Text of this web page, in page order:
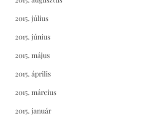
2015. július
2015. június
2015. május
2015. április
2015. március
2015. január